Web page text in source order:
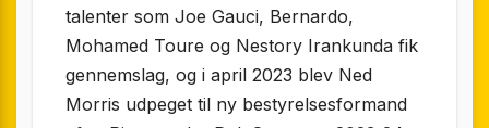
talenter som Joe Gauci, Bernardo,
Mohamed Toure og Nestory Irankunda fik
gennemslag, og i april 2023 blev Ned
Morris udpeget til ny bestyrelsesformand